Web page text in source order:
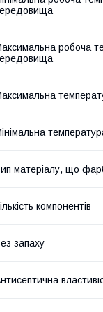
робоча
матеріалу, що
компонентів
запаху